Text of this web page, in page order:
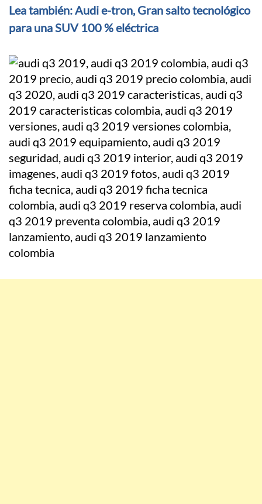
Lea también: Audi e-tron, Gran salto tecnológico
para una SUV 100 % eléctrica